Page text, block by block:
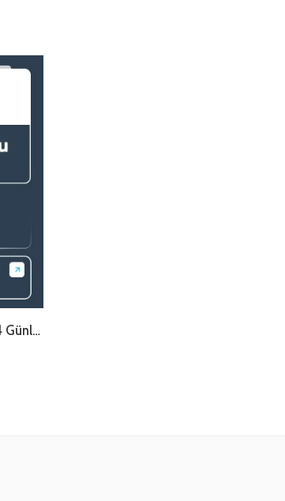
Semrush Guru Satın Al (14 Günlük)